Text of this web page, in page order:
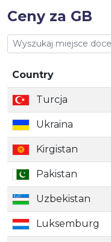
Ceny za GB
Country
Country
Turcja
Ukraina
Kirgistan
Pakistan
Uzbekistan
Luksemburg